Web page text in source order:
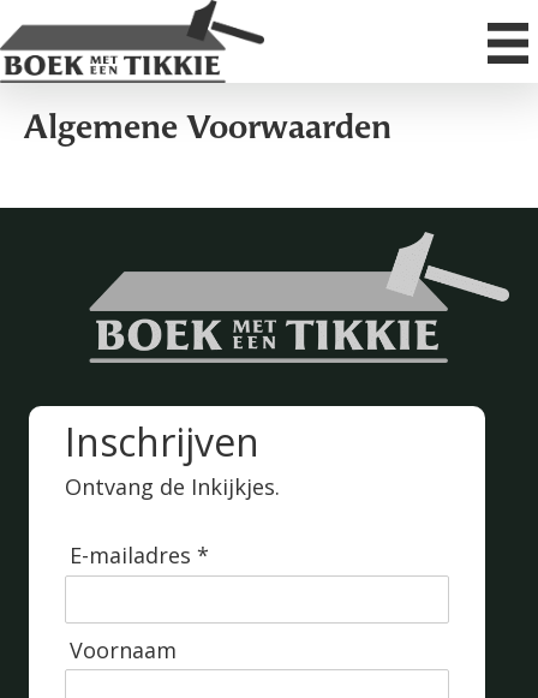
Algemene Voorwaarden
Inschrijven
Ontvang de Inkijkjes.
E-mailadres *
Voornaam